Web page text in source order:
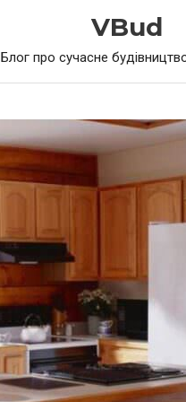
VBud
Блог про сучасне